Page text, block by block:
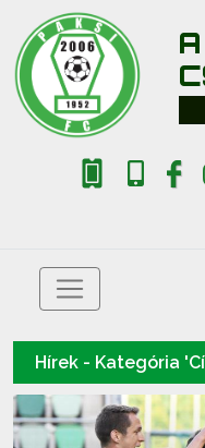
Hírek - Kategória